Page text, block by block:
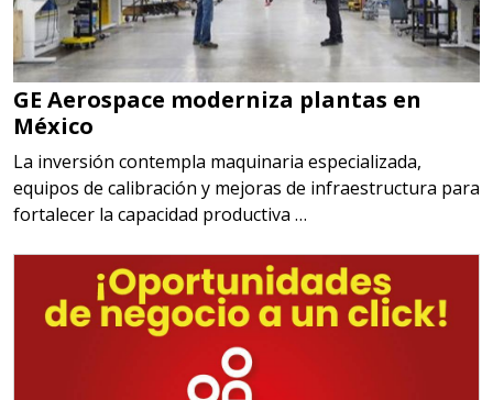
GE Aerospace moderniza plantas en
México
La inversión contempla maquinaria especializada,
equipos de calibración y mejoras de infraestructura para
fortalecer la capacidad productiva …